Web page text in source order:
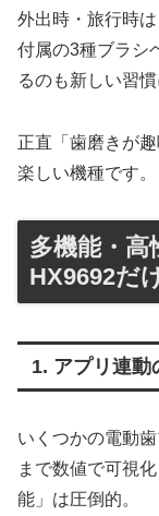
外出時・旅行時
付属の3種ブラシ
るのも新しい習慣
正直「歯磨きが
楽しい機種です。
多機能・
HX9692だ
1. アプリ連動
いくつかの電動
まで数値で可視
能」は圧倒的。